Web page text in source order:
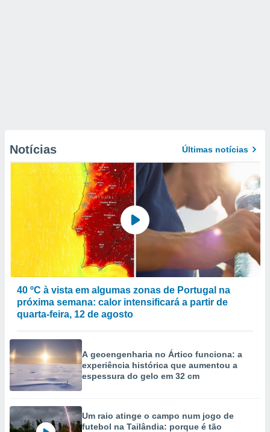
Notícias Últimas notícias
40 ºC à vista em algumas zonas de Portugal na
próxima semana: calor intensificará a partir de
quarta-feira, 12 de agosto
A geoengenharia no Ártico funciona: a
experiência histórica que aumentou a
espessura do gelo em 32 cm
Um raio atinge o campo num jogo de
futebol na Tailândia: porque é tão